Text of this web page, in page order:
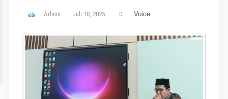
Admin Juli 18, 2025 0 Voice